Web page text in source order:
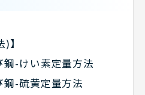
】
鋼-けい素定量方法
鋼-硫黄定量方法